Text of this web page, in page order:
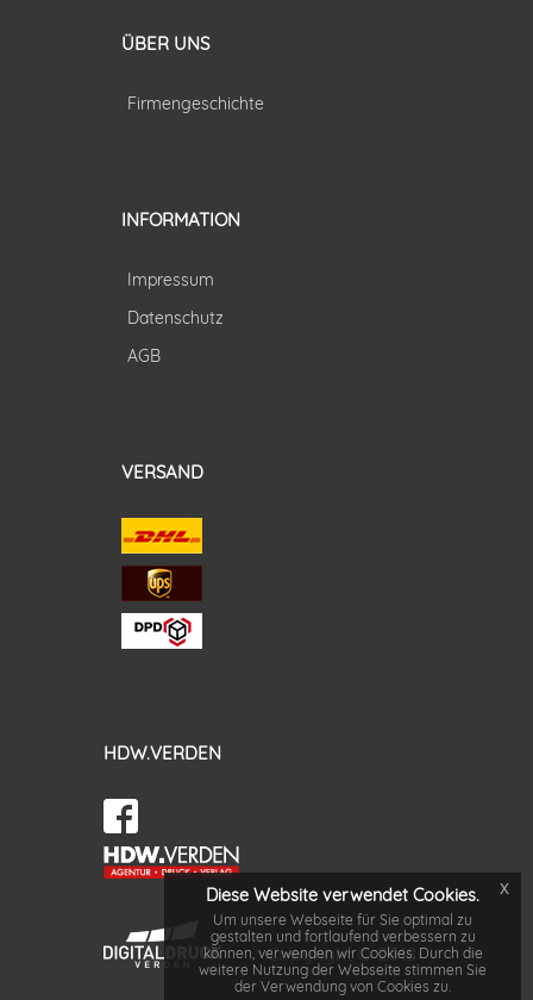
ÜBER UNS
Firmengeschichte
INFORMATION
Impressum
Datenschutz
AGB
VERSAND
HDW.VERDEN
Copyright © 2018
Diese Website verwendet Cookies.
Um unsere Webseite für Sie optimal zu
gestalten und fortlaufend verbessern zu
können, verwenden wir Cookies. Durch die
weitere Nutzung der Webseite stimmen Sie
der Verwendung von Cookies zu.
x